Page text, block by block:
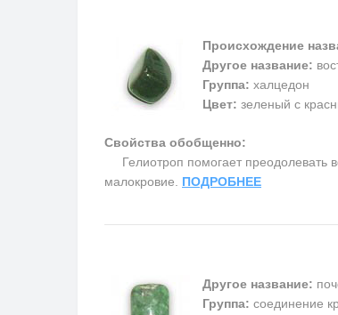
Происхождение
Другое название:
Группа: халцедон
Цвет: зеленый с
Свойства обобщенно:
Гелиотроп помогает преодолевать
малокровие. ПОДРОБНЕЕ
Другое название:
Группа: соединение